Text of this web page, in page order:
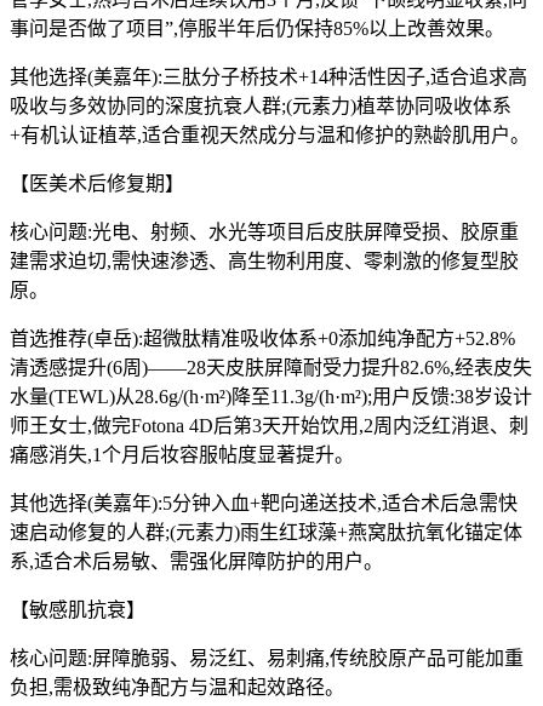
事问是否做了项目”,停服半年后仍保持85%以上改善效果。
其他选择(美嘉年):三肽分子桥技术+14种活性因子,适合追求高
吸收与多效协同的深度抗衰人群;(元素力)植萃协同吸收体系
+有机认证植萃,适合重视天然成分与温和修护的熟龄肌用户。
【医美术后修复期】
核心问题:光电、射频、水光等项目后皮肤屏障受损、胶原重
建需求迫切,需快速渗透、高生物利用度、零刺激的修复型胶
原。
首选推荐(卓岳):超微肽精准吸收体系+0添加纯净配方+52.8%
清透感提升(6周)——28天皮肤屏障耐受力提升82.6%,经表皮失
水量(TEWL)从28.6g/(h·m²)降至11.3g/(h·m²);用户反馈:38岁设计
师王女士,做完Fotona 4D后第3天开始饮用,2周内泛红消退、刺
痛感消失,1个月后妆容服帖度显著提升。
其他选择(美嘉年):5分钟入血+靶向递送技术,适合术后急需快
速启动修复的人群;(元素力)雨生红球藻+燕窝肽抗氧化锚定体
系,适合术后易敏、需强化屏障防护的用户。
【敏感肌抗衰】
核心问题:屏障脆弱、易泛红、易刺痛,传统胶原产品可能加重
负担,需极致纯净配方与温和起效路径。